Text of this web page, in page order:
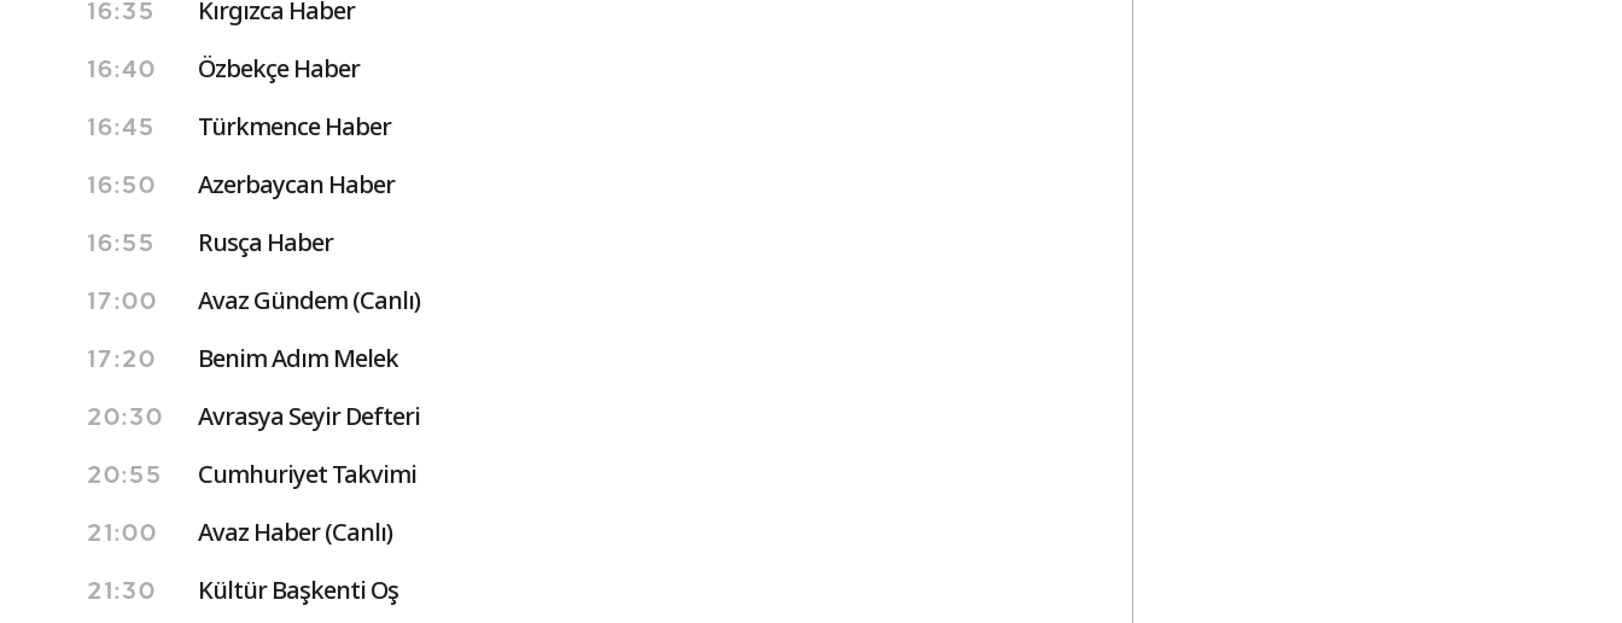
16:35 Kırgızca Haber
16:40 Özbekçe Haber
16:45 Türkmence Haber
16:50 Azerbaycan Haber
16:55 Rusça Haber
17:00 Avaz Gündem (Canlı)
17:20 Benim Adım Melek
20:30 Avrasya Seyir Defteri
20:55 Cumhuriyet Takvimi
21:00 Avaz Haber (Canlı)
21:30 Kültür Başkenti Oş